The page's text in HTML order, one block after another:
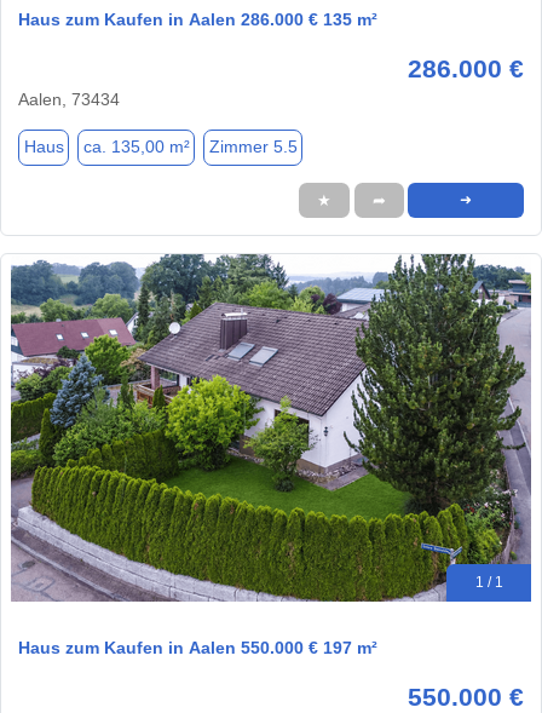
Haus zum Kaufen in Aalen 286.000 € 135 m²
286.000 €
Aalen, 73434
Haus ca. 135,00 m² Zimmer 5.5
★ ➦ ➜
1 / 1
Haus zum Kaufen in Aalen 550.000 € 197 m²
550.000 €